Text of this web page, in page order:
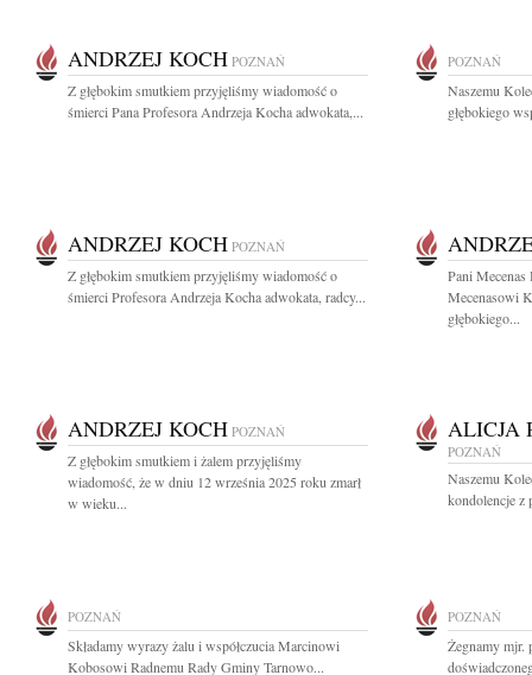
ANDRZEJ KOCH POZNAŃ
Z głębokim smutkiem przyjęliśmy wiadomość o
śmierci Pana Profesora Andrzeja Kocha adwokata,...
POZNAŃ
Naszemu
głębokiego
ANDRZEJ KOCH POZNAŃ
Z głębokim smutkiem przyjęliśmy wiadomość o
śmierci Profesora Andrzeja Kocha adwokata, radcy...
Pani
Mecenasowi
głębokiego...
ANDRZEJ KOCH POZNAŃ
Z głębokim smutkiem i żalem przyjęliśmy
wiadomość, że w dniu 12 września 2025 roku zmarł
w wieku...
ALICJA
POZNAŃ
Naszemu
kondolencje
POZNAŃ
Składamy wyrazy żalu i współczucia Marcinowi
Kobosowi Radnemu Rady Gminy Tarnowo...
POZNAŃ
Żegnamy mjr.